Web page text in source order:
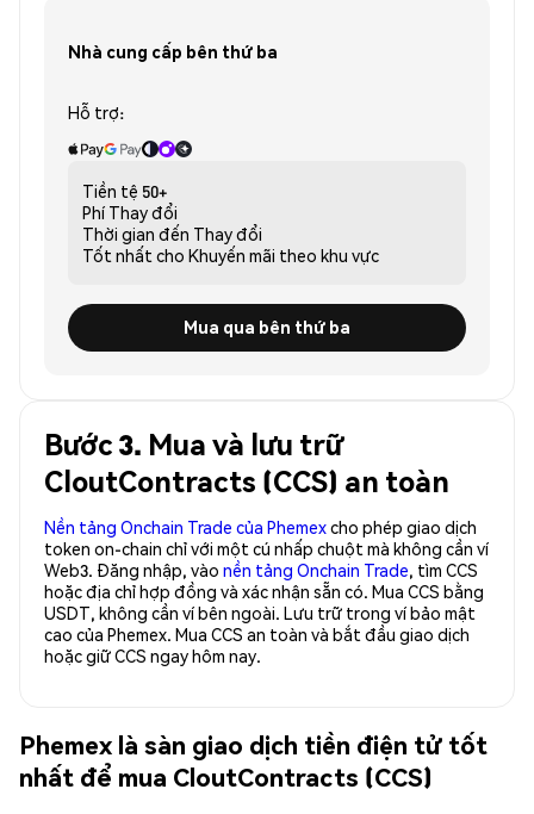
Nhà cung cấp bên thứ ba
Hỗ trợ:
Tiền tệ 50+
Phí Thay đổi
Thời gian đến Thay đổi
Tốt nhất cho Khuyến mãi theo khu vực
Mua qua bên thứ ba
Bước 3. Mua và lưu trữ
CloutContracts (CCS) an toàn
Nền tảng Onchain Trade của Phemexcho phép giao dịch
token on-chain chỉ với một cú nhấp chuột mà không cần ví
Web3. Đăng nhập, vào nền tảng Onchain Trade, tìm CCS
hoặc địa chỉ hợp đồng và xác nhận sẵn có. Mua CCS bằng
USDT, không cần ví bên ngoài. Lưu trữ trong ví bảo mật
cao của Phemex. Mua CCS an toàn và bắt đầu giao dịch
hoặc giữ CCS ngay hôm nay.
Phemex là sàn giao dịch tiền điện tử tốt
nhất để mua CloutContracts (CCS)